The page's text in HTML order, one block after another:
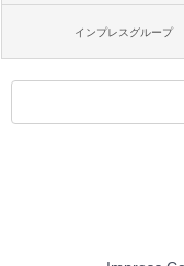
インプレスグループ